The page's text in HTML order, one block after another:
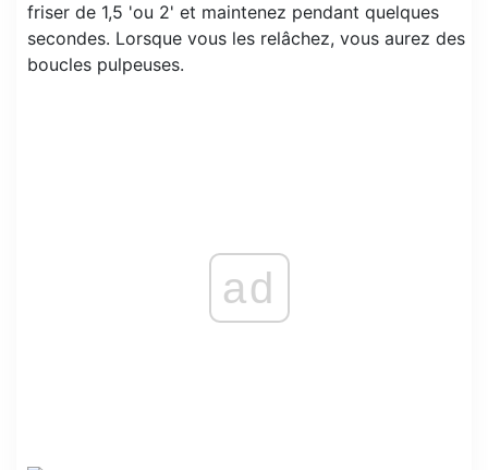
friser de 1,5 'ou 2' et maintenez pendant quelques
secondes. Lorsque vous les relâchez, vous aurez des
boucles pulpeuses.
ad